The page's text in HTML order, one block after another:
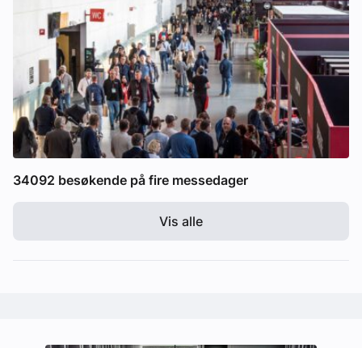
34092 besøkende på fire messedager
Vis alle